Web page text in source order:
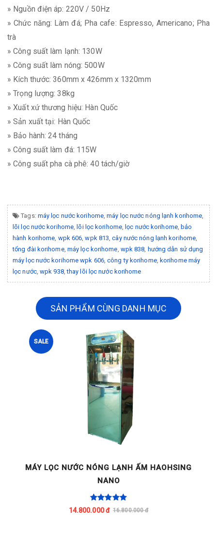
» Nguồn điện áp: 220V / 50Hz
» Chức năng: Làm đá; Pha cafe: Espresso, Americano; Pha
trà
» Công suất làm lạnh: 130W
» Công suất làm nóng: 500W
» Kích thước: 360mm x 426mm x 1320mm
» Trọng lượng: 38kg
» Xuất xứ thương hiệu: Hàn Quốc
» Sản xuất tại: Hàn Quốc
» Bảo hành: 24 tháng
» Công suất làm đá: 115W
» Công suất pha cà phê: 40 tách/giờ
Tags: máy lọc nước korihome,máy lọc nước nóng lạnh korihome
lõi lọc nước korihome ,lõi lọc korihome,lọc nước korihome,bảo
hành korihome wpk 606 ,wpk 813 ,cây nước nóng lạnh korihome
tổng đài korihome, máy lọc korihome wpk 838 hướng dẫn sử dụng
máy lọc nước korihome wpk 606,công ty korihome, korihome máy
lọc nước,wpk 938,thay lõi lọc nước korihome
SẢN PHẨM CÙNG DANH MỤC
SALE
MÁY LỌC NƯỚC NÓNG LẠNH ẤM HAOHSING
NANO
14.800.000 đ 16.800.000 đ